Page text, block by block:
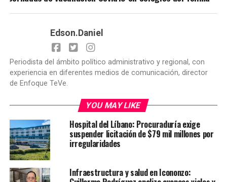
Edson.Daniel
Periodista del ámbito político administrativo y regional, con
experiencia en diferentes medios de comunicación, director
de Enfoque TeVe.
YOU MAY LIKE
Hospital del Líbano: Procuraduría exige
suspender licitación de $79 mil millones por
irregularidades
Infraestructura y salud en Icononzo: